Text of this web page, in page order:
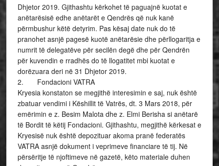
Dhjetor 2019. Gjithashtu kërkohet të paguajnë kuotat e
anëtarësisë edhe anëtarët e Qendrës që nuk kanë
përmbushur këtë detyrim. Pas kësaj date nuk do të
pranohet asnjë pagesë kuotë anëtarësie dhe përllogaritja e
numrit të delegatëve për secilën degë dhe për Qendrën
për kuvendin e rradhës do të llogatitet mbi kuotat e
dorëzuara deri në 31 Dhjetor 2019.
2. Fondacioni VATRA
Kryesia konstaton se megjithë interesimin e saj, nuk është
zbatuar vendimi i Këshillit të Vatrës, dt. 3 Mars 2018, për
emërimin e z. Besim Malota dhe z. Elmi Berisha si anëtarë
të Bordit të këtij Fondacioni. Gjithashtu, megjithë kërkesat e
Kryesisë nuk është depozituar akoma pranë federatës
VATRA asnjë dokument i veprimeve financiare të tij. Në
përsëritje të njoftimeve në gazetë, këto materiale duhen